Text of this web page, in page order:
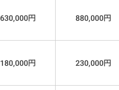
630,000円 880,000円
180,000円 230,000円